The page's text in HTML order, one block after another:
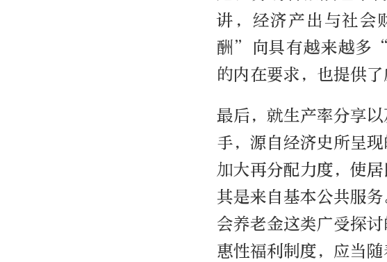
讲，经济产出与社
酬”向具有越来越多
的内在要求，也提供
最后，就生产率分享
手，源自经济史所呈
加大再分配力度，使
其是来自基本公共服
会养老金这类广受探
惠性福利制度，应当